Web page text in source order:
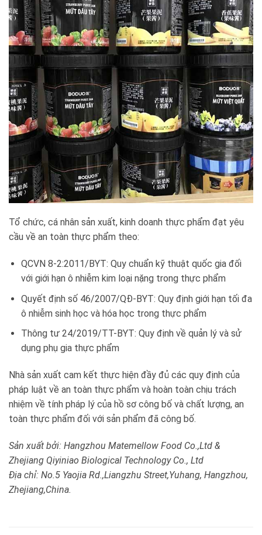
Tổ chức, cá nhân sản xuất, kinh doanh thực phẩm đạt yêu
cầu về an toàn thực phẩm theo:
QCVN 8-2:2011/BYT: Quy chuẩn kỹ thuật quốc gia đối
với giới hạn ô nhiễm kim loại nặng trong thực phẩm
Quyết định số 46/2007/QĐ-BYT: Quy định giới hạn tối đa
ô nhiễm sinh học và hóa học trong thực phẩm
Thông tư 24/2019/TT-BYT: Quy định về quản lý và sử
dụng phụ gia thực phẩm
Nhà sản xuất cam kết thực hiện đầy đủ các quy định của
pháp luật về an toàn thực phẩm và hoàn toàn chịu trách
nhiệm về tính pháp lý của hồ sơ công bố và chất lượng, an
toàn thực phẩm đối với sản phẩm đã công bố.
Sản xuất bởi: Hangzhou Matemellow Food Co.,Ltd &
Zhejiang Qiyiniao Biological Technology Co., Ltd
Địa chỉ: No.5 Yaojia Rd.,Liangzhu Street,Yuhang, Hangzhou,
Zhejiang,China.